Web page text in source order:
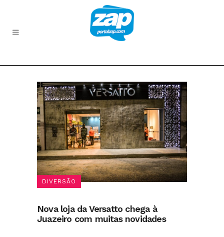
DIVERSÃO
Nova loja da Versatto chega à
Juazeiro com muitas novidades